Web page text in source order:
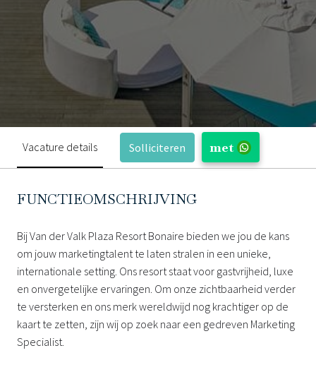
Vacature details Solliciteren met
FUNCTIEOMSCHRIJVING
Bij Van der Valk Plaza Resort Bonaire bieden we jou de kans
om jouw marketingtalent te laten stralen in een unieke,
internationale setting. Ons resort staat voor gastvrijheid, luxe
en onvergetelijke ervaringen. Om onze zichtbaarheid verder
te versterken en ons merk wereldwijd nog krachtiger op de
kaart te zetten, zijn wij op zoek naar een gedreven Marketing
Specialist.